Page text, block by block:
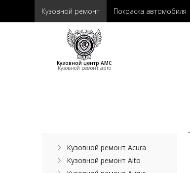
Кузовной ремонт Покраска автомобиля
Кузовной центр АМС
Кузовной ремонт авто
Кузовной ремонт Acura
Кузовной ремонт Aito